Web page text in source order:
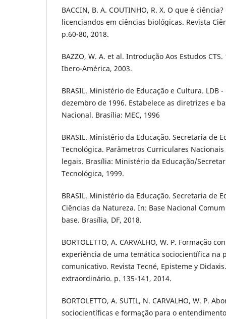
BACCIN, B. A. COUTINHO, R. X. O que é
licenciandos em ciências biológicas. Revista
p.60-80, 2018.
BAZZO, W. A. et al. Introdução Aos Estudos
Ibero-América, 2003.
BRASIL. Ministério de Educação e Cultura. LDB
dezembro de 1996. Estabelece as diretrizes e
Nacional. Brasília: MEC, 1996
BRASIL. Ministério da Educação. Secretaria de
Tecnológica. Parâmetros Curriculares
legais. Brasília: Ministério da Educação/
Tecnológica, 1999.
BRASIL. Ministério da Educação. Secretaria de
Ciências da Natureza. In: Base Nacional
base. Brasília, DF, 2018.
BORTOLETTO, A. CARVALHO, W. P. Formação
experiência de uma temática sociocientífica na
comunicativo. Revista Tecné, Episteme y
extraordinário. p. 135-141, 2014.
BORTOLETTO, A. SUTIL, N. CARVALHO, W. P.
sociocientíficas e formação para o